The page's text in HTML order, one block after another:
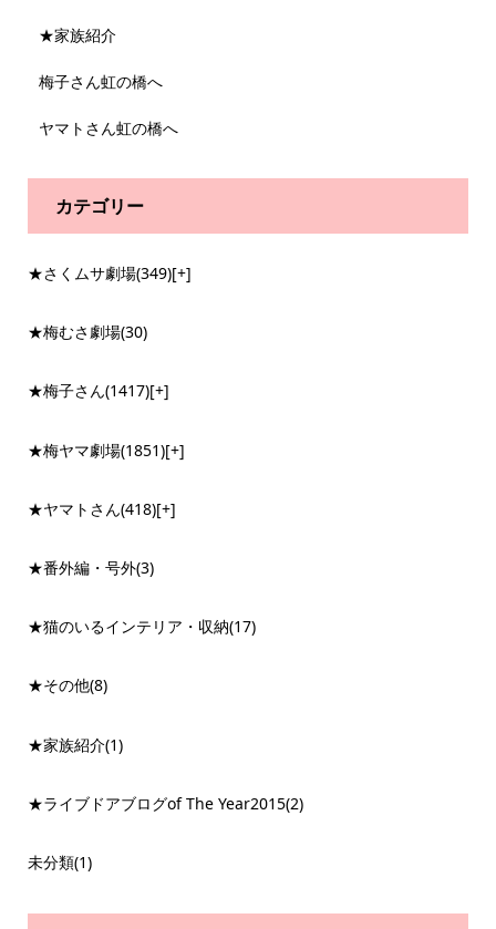
★家族紹介
梅子さん虹の橋へ
ヤマトさん虹の橋へ
カテゴリー
★さくムサ劇場(349)[+]
★梅むさ劇場(30)
★梅子さん(1417)[+]
★梅ヤマ劇場(1851)[+]
★ヤマトさん(418)[+]
★番外編・号外(3)
★猫のいるインテリア・収納(17)
★その他(8)
★家族紹介(1)
★ライブドアブログof The Year2015(2)
未分類(1)